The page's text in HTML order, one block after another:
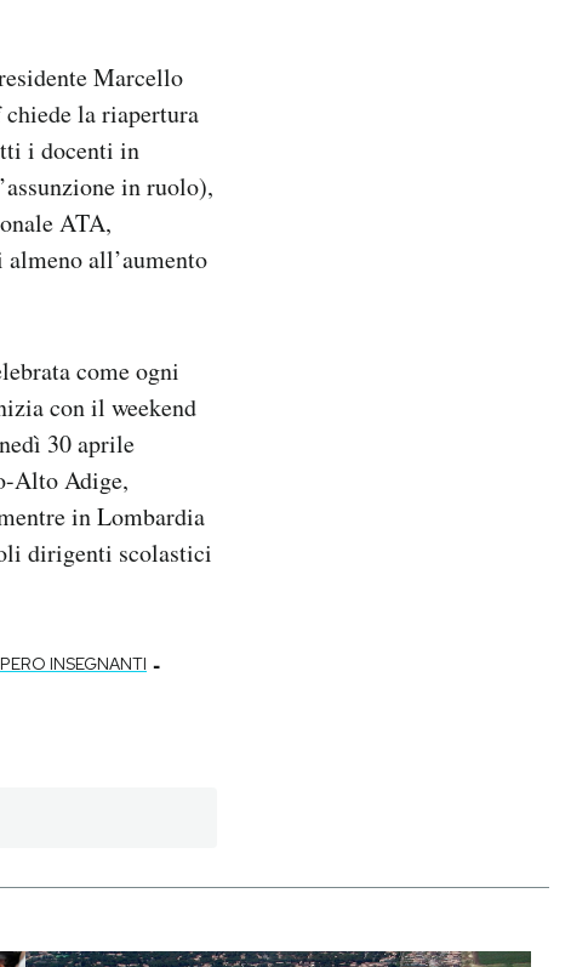
Marcello
la riapertura
i docenti in
in ruolo),
ATA,
all’aumento
come ogni
con il weekend
30 aprile
Alto Adige,
in Lombardia
dirigenti scolastici
INSEGNANTI -